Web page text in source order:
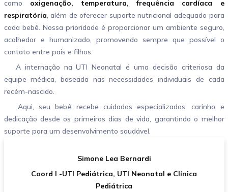
como oxigenação, temperatura, frequência cardíaca e
respiratória, além de oferecer suporte nutricional adequado para
cada bebê. Nossa prioridade é proporcionar um ambiente seguro,
acolhedor e humanizado, promovendo sempre que possível o
contato entre pais e filhos.
A internação na UTI Neonatal é uma decisão criteriosa da
equipe médica, baseada nas necessidades individuais de cada
recém-nascido.
Aqui, seu bebê recebe cuidados especializados, carinho e
dedicação desde os primeiros dias de vida, garantindo o melhor
suporte para um desenvolvimento saudável.
Simone Lea Bernardi
Coord I -UTI Pediátrica, UTI Neonatal e Clínica
Pediátrica